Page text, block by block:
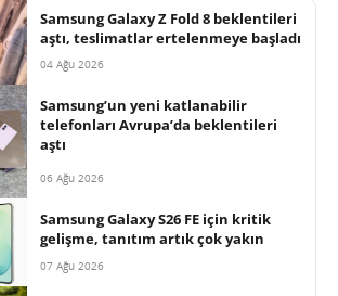
Samsung Galaxy Z Fold 8 beklentileri
aştı, teslimatlar ertelenmeye başladı
04 Ağu 2026
Samsung’un yeni katlanabilir
telefonları Avrupa’da beklentileri
aştı
06 Ağu 2026
Samsung Galaxy S26 FE için kritik
gelişme, tanıtım artık çok yakın
07 Ağu 2026